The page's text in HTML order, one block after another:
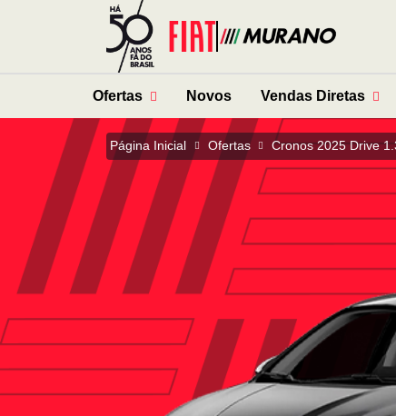
Ofertas Novos Vendas Diretas
Página Inicial Ofertas Cronos 2025 Drive